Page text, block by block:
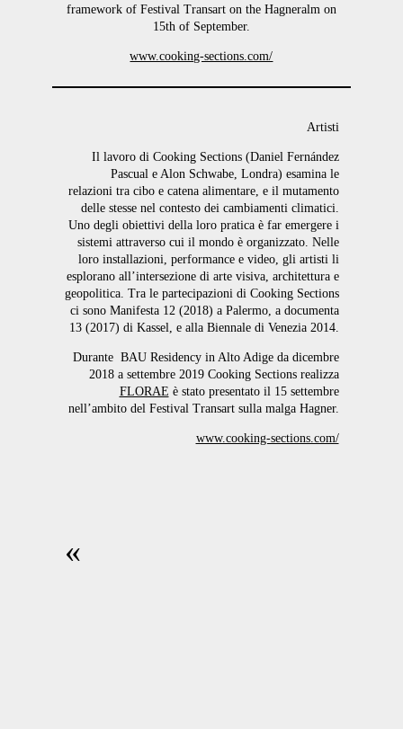
framework of Festival Transart on the Hagneralm on
15th of September.
www.cooking-sections.com/
Artisti
Il lavoro di Cooking Sections (Daniel Fernández
Pascual e Alon Schwabe, Londra) esamina le
relazioni tra cibo e catena alimentare, e il mutamento
delle stesse nel contesto dei cambiamenti climatici.
Uno degli obiettivi della loro pratica è far emergere i
sistemi attraverso cui il mondo è organizzato. Nelle
loro installazioni, performance e video, gli artisti li
esplorano all’intersezione di arte visiva, architettura e
geopolitica. Tra le partecipazioni di Cooking Sections
ci sono Manifesta 12 (2018) a Palermo, a documenta
13 (2017) di Kassel, e alla Biennale di Venezia 2014.
Durante BAU Residency in Alto Adige da dicembre
2018 a settembre 2019 Cooking Sections realizza
FLORAE è stato presentato il 15 settembre
nell’ambito del Festival Transart sulla malga Hagner.
www.cooking-sections.com/
«